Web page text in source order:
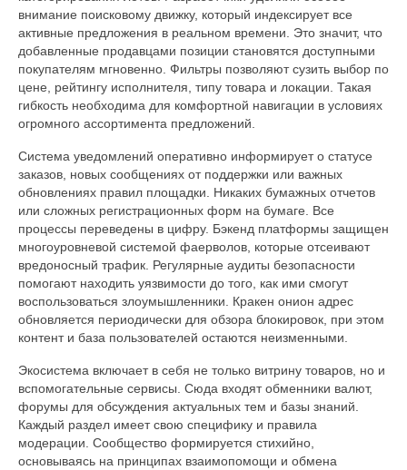
внимание поисковому движку, который индексирует все
активные предложения в реальном времени. Это значит, что
добавленные продавцами позиции становятся доступными
покупателям мгновенно. Фильтры позволяют сузить выбор по
цене, рейтингу исполнителя, типу товара и локации. Такая
гибкость необходима для комфортной навигации в условиях
огромного ассортимента предложений.
Система уведомлений оперативно информирует о статусе
заказов, новых сообщениях от поддержки или важных
обновлениях правил площадки. Никаких бумажных отчетов
или сложных регистрационных форм на бумаге. Все
процессы переведены в цифру. Бэкенд платформы защищен
многоуровневой системой фаерволов, которые отсеивают
вредоносный трафик. Регулярные аудиты безопасности
помогают находить уязвимости до того, как ими смогут
воспользоваться злоумышленники. Кракен онион адрес
обновляется периодически для обзора блокировок, при этом
контент и база пользователей остаются неизменными.
Экосистема включает в себя не только витрину товаров, но и
вспомогательные сервисы. Сюда входят обменники валют,
форумы для обсуждения актуальных тем и базы знаний.
Каждый раздел имеет свою специфику и правила
модерации. Сообщество формируется стихийно,
основываясь на принципах взаимопомощи и обмена